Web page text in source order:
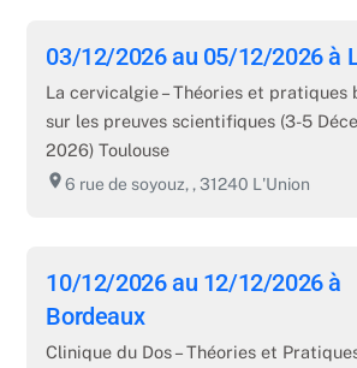
03/12/2026 au 05/12/2026 à
La cervicalgie – Théories et pratiques
sur les preuves scientifiques (3-5
2026) Toulouse
room6 rue de soyouz, , 31240 L'Union
10/12/2026 au 12/12/2026 à
Bordeaux
Clinique du Dos – Théories et